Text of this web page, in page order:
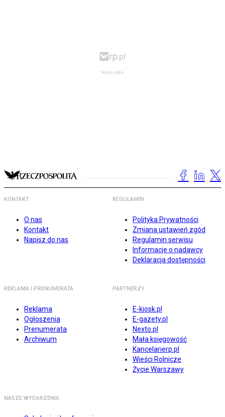
KONTAKT
O nas
Kontakt
Napisz do nas
REGULAMIN
Polityka Prywatności
Zmiana ustawień zgód
Regulamin serwisu
Informacje o nadawcy
Deklaracja dostępności
REKLAMA I PRENUMERATA
Reklama
Ogłoszenia
Prenumerata
Archiwum
PARTNERZY
E-kiosk.pl
E-gazety.pl
Nexto.pl
Mała księgowość
Kancelarierp.pl
Wieści Rolnicze
Życie Warszawy
NASZE WYDARZENIA